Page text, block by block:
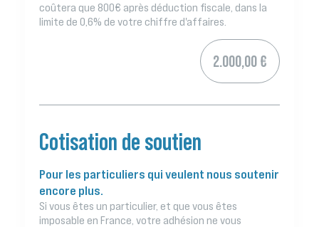
coûtera que 800€ après déduction fiscale, dans la
limite de 0,6% de votre chiffre d'affaires.
2.000,00 €
Cotisation de soutien
Pour les particuliers qui veulent nous soutenir
encore plus.
Si vous êtes un particulier, et que vous êtes
imposable en France, votre adhésion ne vous